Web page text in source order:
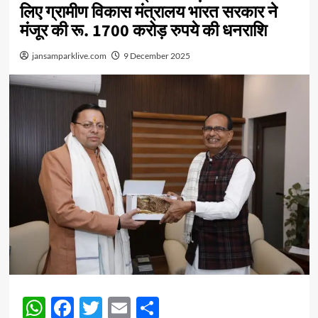
लिए ग्रामीण विकास मंत्रालय भारत सरकार ने
मंजूर की रू. 1700 करोड़ रुपये की धनराशि
jansamparklive.com 9 December 2025
WhatsApp
Facebook
Twitter
EmailShare